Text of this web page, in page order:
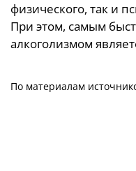
физического, так и
При этом, самым
алкоголизмом
По материалам